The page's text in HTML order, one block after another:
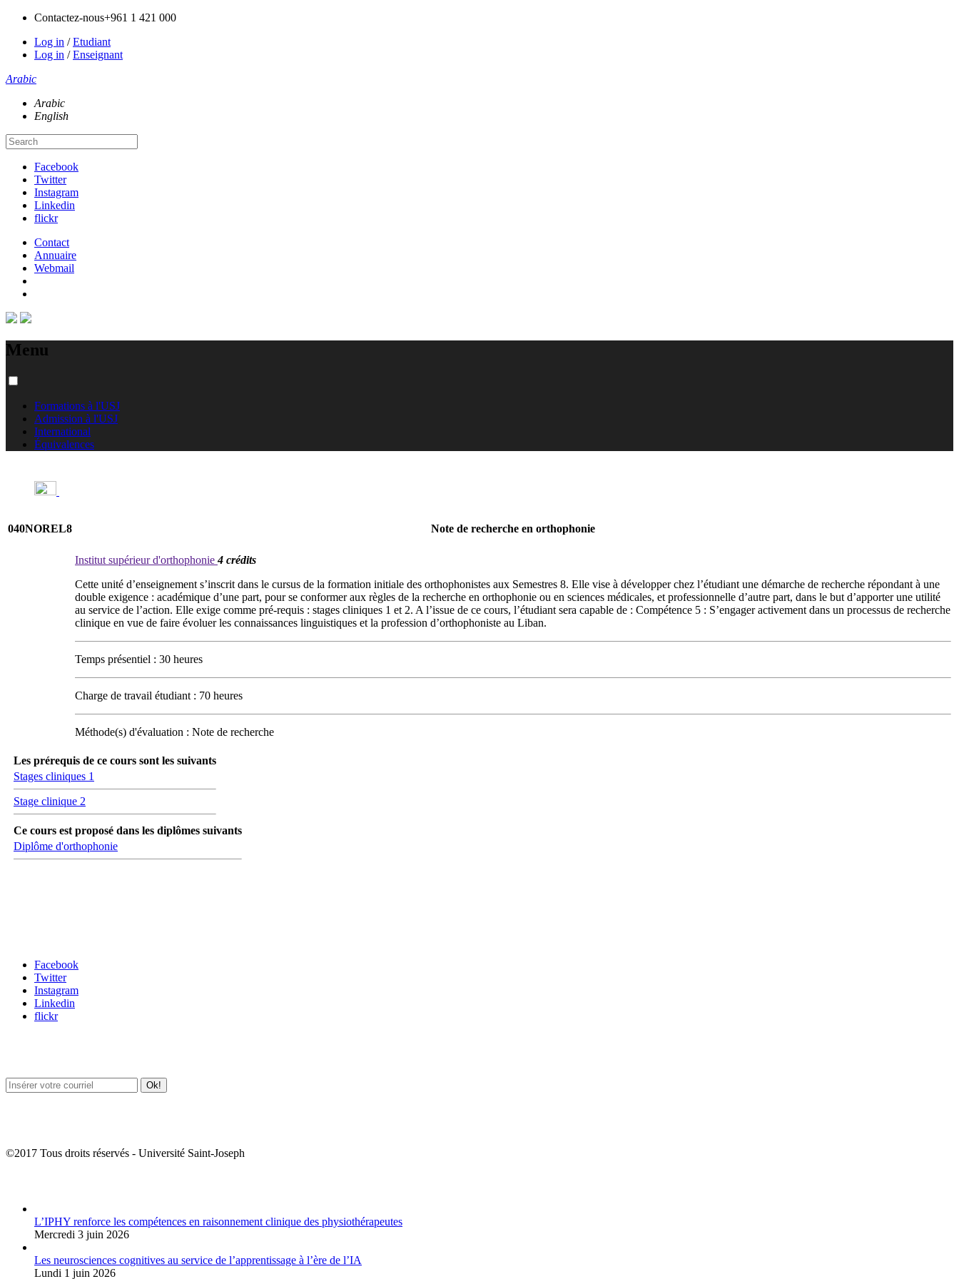
Contactez-nous+961 1 421 000
Log in /Etudiant
Log in /Enseignant
Arabic
Arabic
English
Facebook
Twitter
Instagram
Linkedin
flickr
Contact
Annuaire
Webmail
Menu
Formations à l'USJ
Admission à l'USJ
International
Équivalences
040NOREL8 Note de recherche en orthophonie
Institut supérieur d'orthophonie4 crédits
Cette unité d’enseignement s’inscrit dans le cursus de la formation initiale des orthophonistes aux Semestres 8. Elle vise à développer chez l’étudiant une démarche de recherche répondant à une
double exigence : académique d’une part, pour se conformer aux règles de la recherche en orthophonie ou en sciences médicales, et professionnelle d’autre part, dans le but d’apporter une utilité
au service de l’action. Elle exige comme pré-requis : stages cliniques 1 et 2. A l’issue de ce cours, l’étudiant sera capable de : Compétence 5 : S’engager activement dans un processus de recherche
clinique en vue de faire évoluer les connaissances linguistiques et la profession d’orthophoniste au Liban.
Temps présentiel : 30 heures
Charge de travail étudiant : 70 heures
Méthode(s) d'évaluation : Note de recherche
Les prérequis de ce cours sont les suivants
Stages cliniques 1
Stage clinique 2
Ce cours est proposé dans les diplômes suivants
Diplôme d'orthophonie
Facebook
Twitter
Instagram
Linkedin
flickr
©2017 Tous droits réservés - Université Saint-Joseph
L’IPHY renforce les compétences en raisonnement clinique des physiothérapeutes
Mercredi 3 juin 2026
Les neurosciences cognitives au service de l’apprentissage à l’ère de l’IA
Lundi 1 juin 2026